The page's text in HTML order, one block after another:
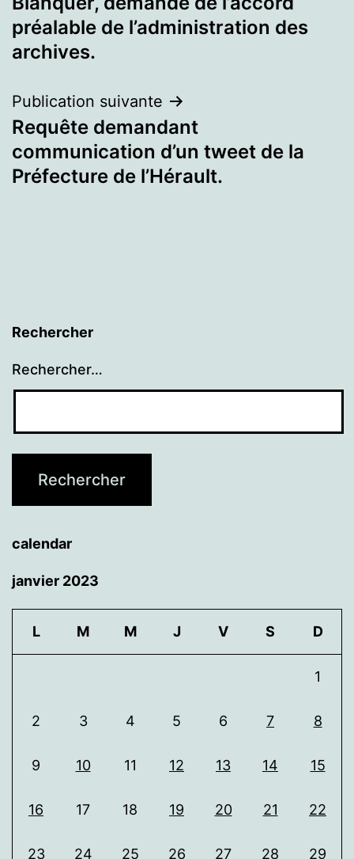
l’article
préalable de l’administration des
archives.
Publication suivante
Requête demandant
communication d’un tweet de la
Préfecture de l’Hérault.
Rechercher
Rechercher…
calendar
janvier 2023
L M M J V S D
1
2 3 4 5 6 7 8
9 10 11 12 13 14 15
16 17 18 19 20 21 22
23 24 25 26 27 28 29